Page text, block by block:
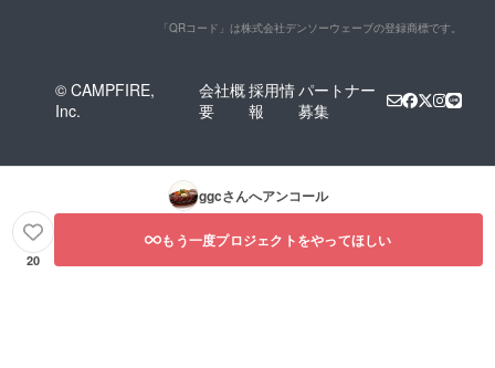
「QRコード」は株式会社デンソーウェーブの登録商標です。
© CAMPFIRE,
Inc.
会社概
要
採用情
報
パートナー
募集
ggcさんへアンコール
20
もう一度プロジェクトをやってほしい